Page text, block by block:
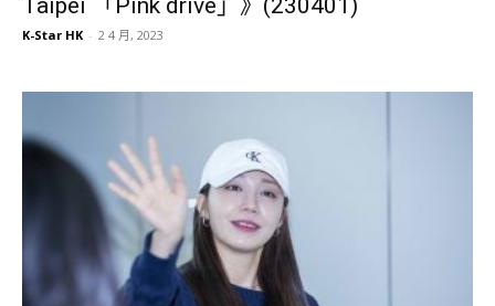
Taipei 「Pink drive」》(230401)
K-Star HK - 2 4 月, 2023